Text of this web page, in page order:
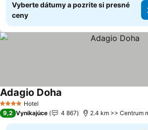
Vyberte dátumy a pozrite si presné
ceny
4 Počet hviezdičiek
Hotel
Adagio Doha
9,2 Vynikajúce 4 867 2.4 km >> Centrum